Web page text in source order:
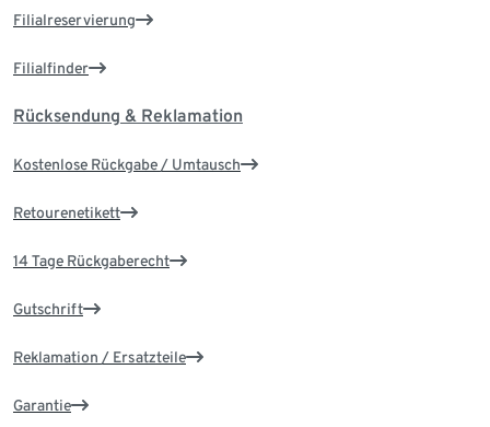
Filialreservierung
Filialfinder
Rücksendung & Reklamation
Kostenlose Rückgabe / Umtausch
Retourenetikett
14 Tage Rückgaberecht
Gutschrift
Reklamation / Ersatzteile
Garantie